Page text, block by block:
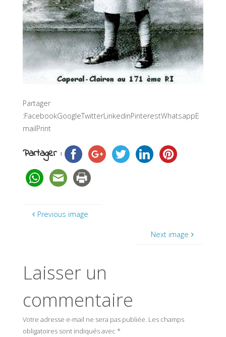
Partager
:FacebookGoogleTwitterLinkedinPinterestWhatsappE
mailPrint
Partager :
Previous image
Next image
Laisser un
commentaire
Votre adresse e-mail ne sera pas publiée. Les champs
obligatoires sont indiqués avec *